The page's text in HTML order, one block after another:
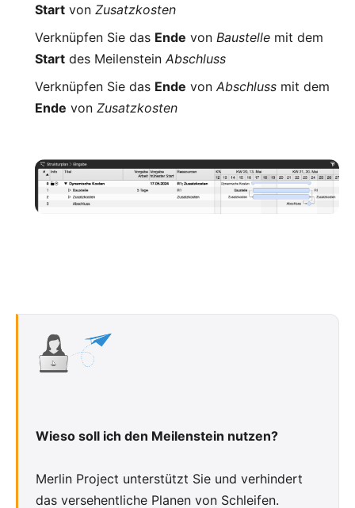
Start von Zusatzkosten
Verknüpfen Sie das Ende von Baustelle mit dem
Start des Meilenstein Abschluss
Verknüpfen Sie das Ende von Abschluss mit dem
Ende von Zusatzkosten
Wieso soll ich den Meilenstein nutzen?
Merlin Project unterstützt Sie und verhindert
das versehentliche Planen von Schleifen.